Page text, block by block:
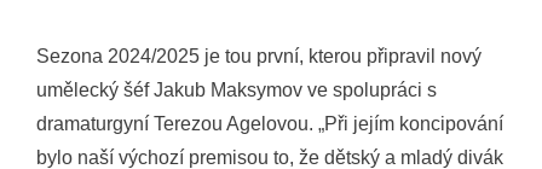
Sezona 2024/2025 je tou první, kterou připravil nový
umělecký šéf Jakub Maksymov ve spolupráci s
dramaturgyní Terezou Agelovou. „Při jejím koncipování
bylo naší výchozí premisou to, že dětský a mladý divák